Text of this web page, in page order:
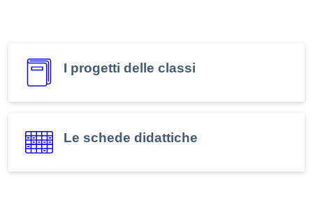
I progetti delle classi
Le schede didattiche